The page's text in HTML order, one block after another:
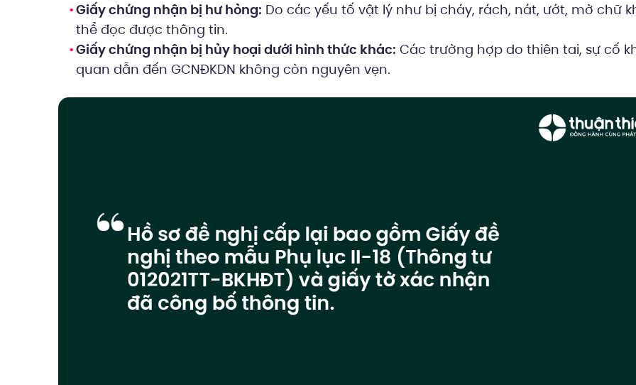
Giấy chứng nhận bị hư hỏng: Do các yếu tố vật lý như bị cháy, rách, nát, ướt, mờ chữ
thể đọc được thông tin.
Giấy chứng nhận bị hủy hoại dưới hình thức khác: Các trường hợp do thiên tai, sự cố
quan dẫn đến GCNĐKDN không còn nguyên vẹn.